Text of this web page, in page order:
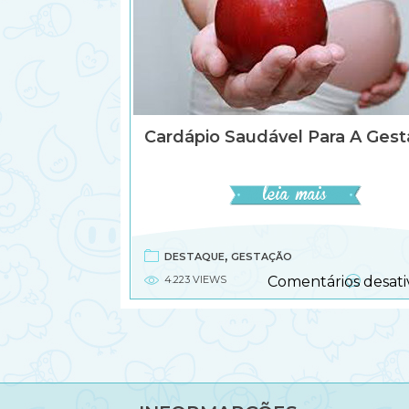
Cardápio Saudável Para A
DESTAQUE, GESTAÇÃO
4.223 VIEWS
Comentários